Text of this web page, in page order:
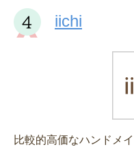
iichi
比較的高価なハンドメ